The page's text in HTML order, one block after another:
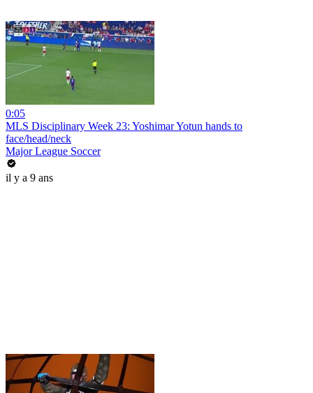
0:05
MLS Disciplinary Week 23: Yoshimar Yotun hands to
face/head/neck
Major League Soccer
il y a 9 ans